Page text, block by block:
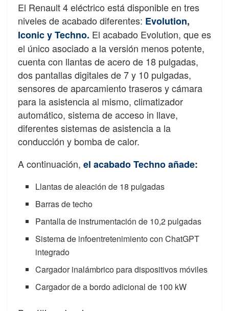
El Renault 4 eléctrico está disponible en tres
niveles de acabado diferentes: Evolution,
Iconic y Techno. El acabado Evolution, que es
el único asociado a la versión menos potente,
cuenta con llantas de acero de 18 pulgadas,
dos pantallas digitales de 7 y 10 pulgadas,
sensores de aparcamiento traseros y cámara
para la asistencia al mismo, climatizador
automático, sistema de acceso in llave,
diferentes sistemas de asistencia a la
conducción y bomba de calor.
A continuación, el acabado Techno añade:
Llantas de aleación de 18 pulgadas
Barras de techo
Pantalla de instrumentación de 10,2 pulgadas
Sistema de infoentretenimiento con ChatGPT
integrado
Cargador inalámbrico para dispositivos móviles
Cargador de a bordo adicional de 100 kW